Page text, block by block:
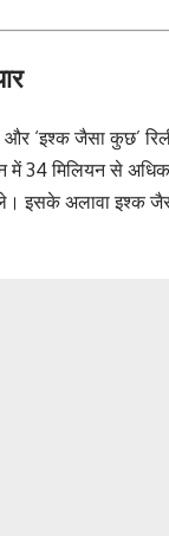
और ‘इश्क जैसा कुछ’
में 34 मिलियन से
इसके अलावा इश्क